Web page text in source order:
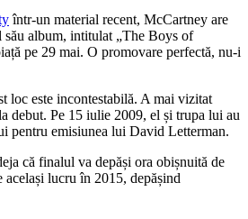
într-un material recent, McCartney are
album, intitulat „The Boys of
pe 29 mai. O promovare perfectă, nu-i
loc este incontestabilă. A mai vizitat
debut. Pe 15 iulie 2009, el și trupa lui au
pentru emisiunea lui David Letterman.
că finalul va depăși ora obișnuită de
lucru în 2015, depășind